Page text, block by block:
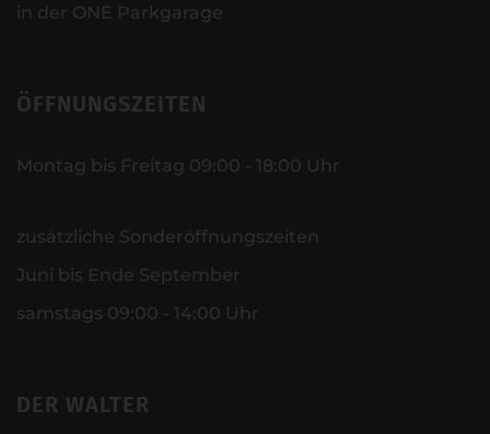
in der ONE Parkgarage
ÖFFNUNGSZEITEN
Montag bis Freitag 09:00 - 18:00 Uhr
zusätzliche Sonderöffnungszeiten
Juni bis Ende September
samstags 09:00 - 14:00 Uhr
DER WALTER